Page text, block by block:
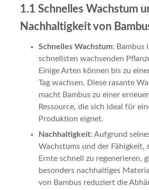
1.1 Schnelles Wachstum
Nachhaltigkeit von
Schnelles Wachstum: Bambus
schnellsten wachsenden
Einige Arten können bis zu
Tag wachsen. Diese rasante
macht Bambus zu einer
Ressource, die sich ideal für
Produktion eignet.
Nachhaltigkeit: Aufgrund
Wachstums und der Fähigkeit,
Ernte schnell zu regenerieren,
besonders nachhaltiges
von Bambus reduziert die